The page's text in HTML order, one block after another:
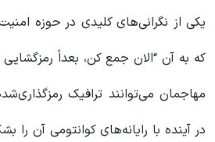
یکی از نگرانی‌های کلیدی در حوزه
که به آن “الان جمع کن، بعداً
مهاجمان می‌توانند ترافیک
در آینده با رایانه‌های کوانتومی آن را